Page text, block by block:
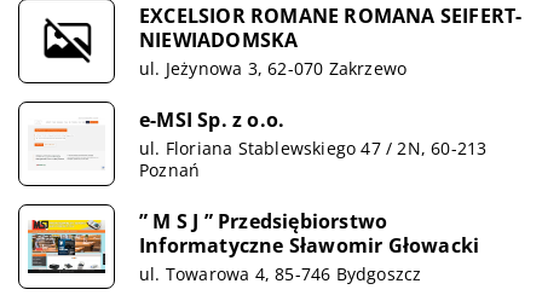
EXCELSIOR ROMANE ROMANA SEIFERT-
NIEWIADOMSKA
ul. Jeżynowa 3, 62-070 Zakrzewo
e-MSI Sp. z o.o.
ul. Floriana Stablewskiego 47 / 2N, 60-213
Poznań
” M S J ” Przedsiębiorstwo
Informatyczne Sławomir Głowacki
ul. Towarowa 4, 85-746 Bydgoszcz